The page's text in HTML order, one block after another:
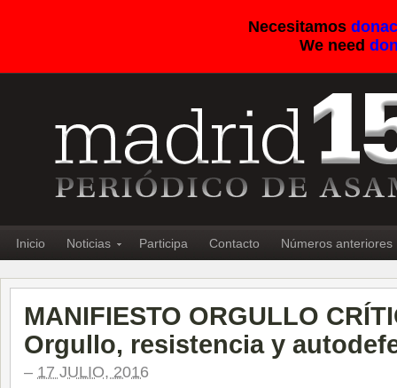
Necesitamos
We need
Inicio Noticias Participa Contacto Números anteriores
MANIFIESTO ORGULLO
Orgullo, resistencia y
– 17 JULIO, 2016